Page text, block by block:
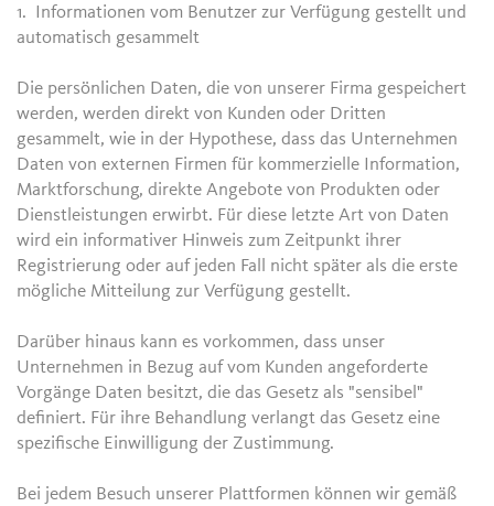
1. Informationen vom Benutzer zur Verfügung gestellt und
automatisch gesammelt
Die persönlichen Daten, die von unserer Firma gespeichert
werden, werden direkt von Kunden oder Dritten
gesammelt, wie in der Hypothese, dass das Unternehmen
Daten von externen Firmen für kommerzielle Information,
Marktforschung, direkte Angebote von Produkten oder
Dienstleistungen erwirbt. Für diese letzte Art von Daten
wird ein informativer Hinweis zum Zeitpunkt ihrer
Registrierung oder auf jeden Fall nicht später als die erste
mögliche Mitteilung zur Verfügung gestellt.
Darüber hinaus kann es vorkommen, dass unser
Unternehmen in Bezug auf vom Kunden angeforderte
Vorgänge Daten besitzt, die das Gesetz als "sensibel"
definiert. Für ihre Behandlung verlangt das Gesetz eine
spezifische Einwilligung der Zustimmung.
Bei jedem Besuch unserer Plattformen können wir gemäß